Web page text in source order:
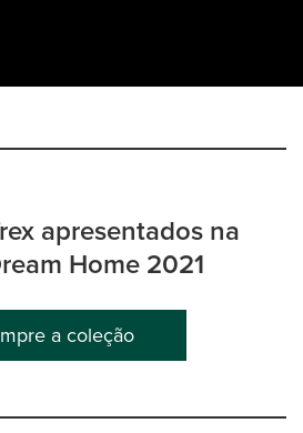
apresentados na
Home 2021
a coleção